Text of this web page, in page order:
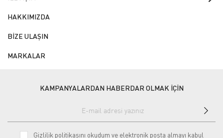
HAKKIMIZDA
BİZE ULAŞIN
MARKALAR
KAMPANYALARDAN HABERDAR OLMAK İÇİN
Gizlilik politikasını okudum ve elektronik posta almayı kabul